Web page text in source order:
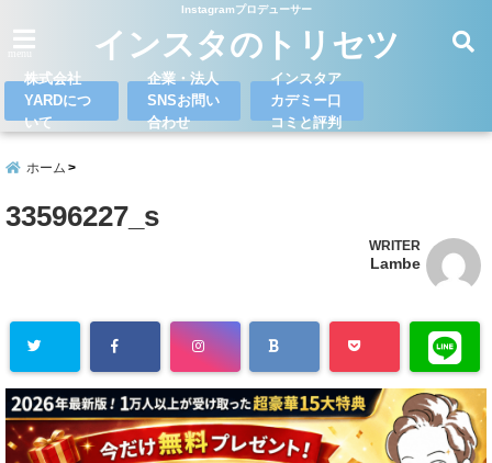
Instagramプロデューサー
インスタのトリセツ
株式会社
YARDにつ
いて
企業・法人
SNSお問い
合わせ
インスタア
カデミー口
コミと評判
ホーム
33596227_s
WRITER
Lambe